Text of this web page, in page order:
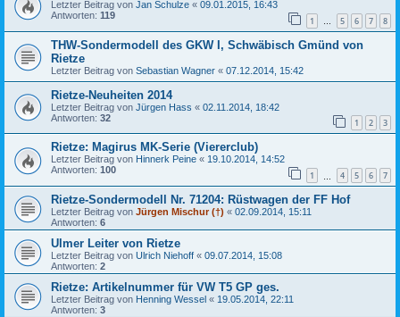
Letzter Beitrag von Jan Schulze « 09.01.2015, 16:43
Antworten: 119 1 … 5 6 7 8
THW-Sondermodell des GKW I, Schwäbisch Gmünd von
Rietze
Letzter Beitrag von Sebastian Wagner « 07.12.2014, 15:42
Rietze-Neuheiten 2014
Letzter Beitrag von Jürgen Hass « 02.11.2014, 18:42
Antworten: 32 1 2 3
Rietze: Magirus MK-Serie (Viererclub)
Letzter Beitrag von Hinnerk Peine « 19.10.2014, 14:52
Antworten: 100 1 4 5 6 7
Rietze-Sondermodell Nr. 71204: Rüstwagen der FF Hof
Letzter Beitrag von Jürgen Mischur (†) « 02.09.2014, 15:11
Antworten: 6
Ulmer Leiter von Rietze
Letzter Beitrag von Ulrich Niehoff « 09.07.2014, 15:08
Antworten: 2
Rietze: Artikelnummer für VW T5 GP ges.
Letzter Beitrag von Henning Wessel « 19.05.2014, 22:11
Antworten: 3